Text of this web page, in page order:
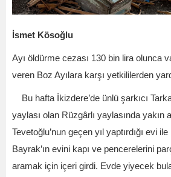
İsmet Kösoğlu
Ayı öldürme cezası 130 bin lira olunca
veren Boz Ayılara karşı yetkililerden
Bu hafta İkizdere’de ünlü şarkıcı
yaylası olan Rüzgârlı yaylasında yakın
Tevetoğlu’nun geçen yıl yaptırdığı evi
Bayrak’ın evini kapı ve pencerelerini
aramak için içeri girdi. Evde yiyecek